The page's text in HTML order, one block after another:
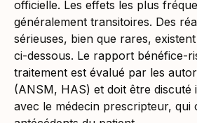
officielle. Les effets les plus
généralement transitoires. Des
sérieuses, bien que rares,
ci-dessous. Le rapport bénéfice-
traitement est évalué par les
(ANSM, HAS) et doit être discuté
avec le médecin prescripteur, qui